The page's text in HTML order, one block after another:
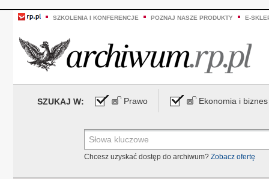
SZKOLENIA I KONFERENCJE POZNAJ NASZE PRODUKTY E-
SZUKAJ W: Prawo Ekonomia i biznes
Chcesz uzyskać dostęp do archiwum? Zobacz ofertę